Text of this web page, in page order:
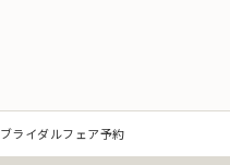
ブライダルフェア予約